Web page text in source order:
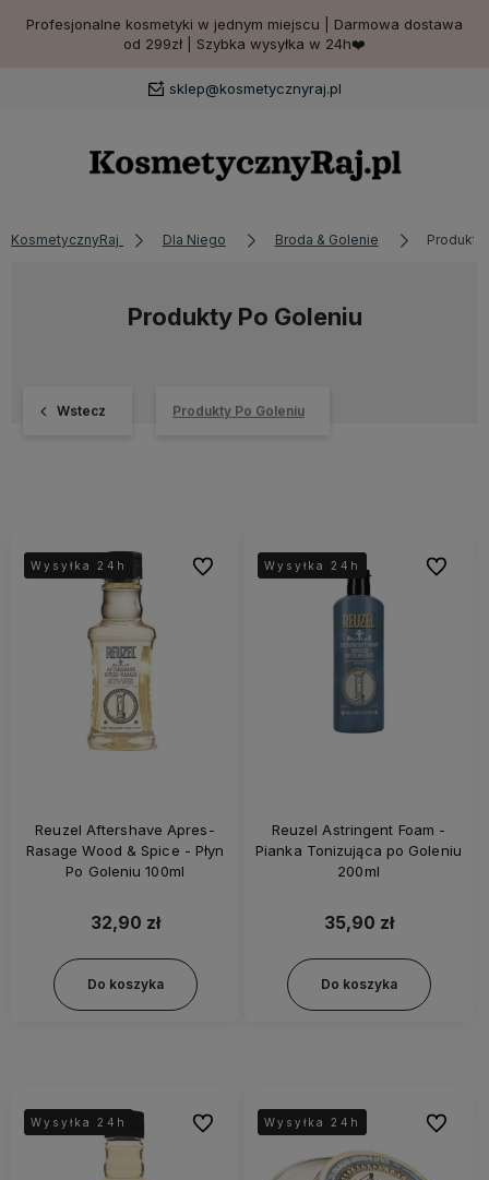
Profesjonalne kosmetyki w jednym miejscu | Darmowa dostawa
od 299zł | Szybka wysyłka w 24h❤️
sklep@kosmetycznyraj.pl
KosmetycznyRaj Dla Niego Broda & Golenie Produkty
Produkty Po Goleniu
Wstecz Produkty Po Goleniu
Wysyłka 24h
Wysyłka 24h
Reuzel Aftershave Apres-
Rasage Wood & Spice - Płyn
Po Goleniu 100ml
32,90 zł
Do koszyka
Do ulubionychWysyłka 24h
Wysyłka 24h
Reuzel Astringent Foam -
Pianka Tonizująca po Goleniu
200ml
35,90 zł
Do koszyka
Do
Wysyłka 24h
Wysyłka 24h Do ulubionychWysyłka 24h
Wysyłka 24h Do